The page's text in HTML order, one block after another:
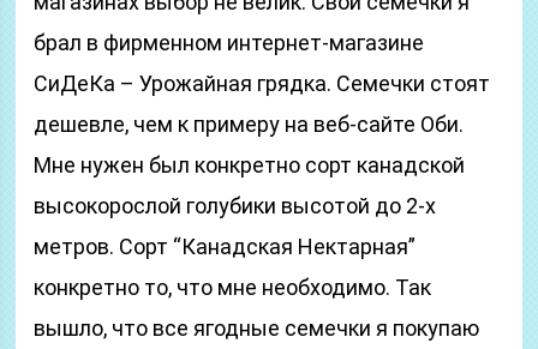
брал в фирменном интернет-магазине
СиДеКа – Урожайная грядка. Семечки стоят
дешевле, чем к примеру на веб-сайте Оби.
Мне нужен был конкретно сорт канадской
высокорослой голубики высотой до 2-х
метров. Сорт “Канадская Нектарная”
конкретно то, что мне необходимо. Так
вышло, что все ягодные семечки я покупаю